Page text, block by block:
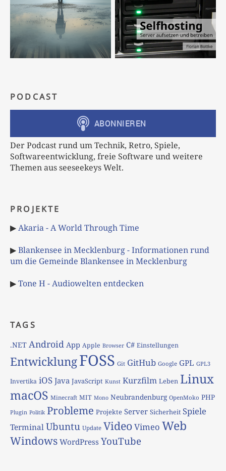
PODCAST
Der Podcast rund um Technik, Retro, Spiele,
Softwareentwicklung, freie Software und weitere
Themen aus seeseekeys Welt.
PROJEKTE
▶Akaria - A World Through Time
▶Blankensee in Mecklenburg - Informationen rund
um die Gemeinde Blankensee in Mecklenburg
▶Tone H - Audiowelten entdecken
TAGS
.NET Android App Apple Browser C# Einstellungen
EntwicklungFOSS Git GitHub Google GPL GPL3
Invertika iOS Java JavaScript Kunst Kurzfilm Leben Linux
macOS Minecraft MIT Mono Neubrandenburg OpenMoko PHP
Plugin Politik Probleme Projekte Server Sicherheit Spiele
TerminalUbuntu Update VideoVimeo Web
Windows WordPress YouTube